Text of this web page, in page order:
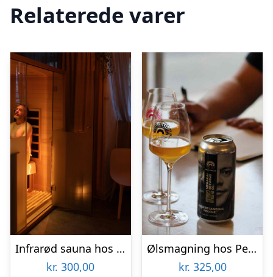
Relaterede varer
Infrarød sauna hos Copenhagen Float
kr. 300,00
Ølsmagning hos People Like Us
kr. 325,00